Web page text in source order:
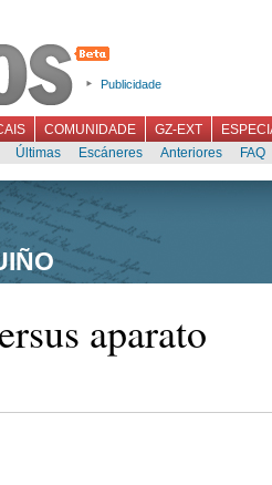
Publicidade
COMUNIDADE GZ-EXT
Últimas Escáneres Anteriores FAQ
aparato